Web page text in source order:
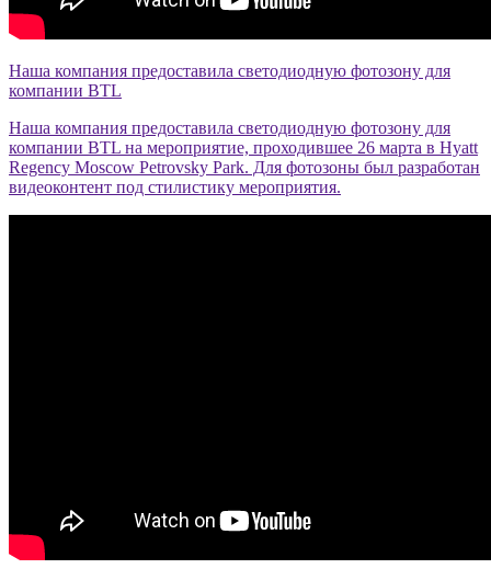
Наша компания предоставила светодиодную фотозону для
компании BTL
Наша компания предоставила светодиодную фотозону для
компании BTL на мероприятие, проходившее 26 марта в Hyatt
Regency Moscow Petrovsky Park. Для фотозоны был разработан
видеоконтент под стилистику мероприятия.